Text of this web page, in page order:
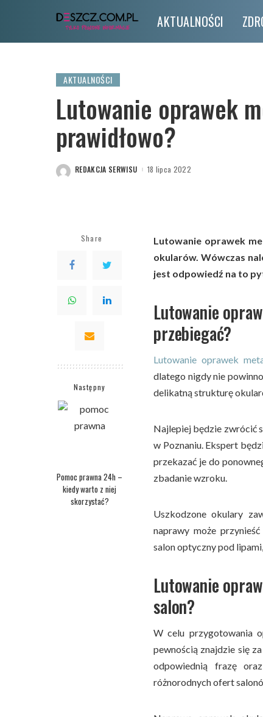
AKTUALNOŚCI
AKTUALNOŚCI
Lutowanie oprawek
prawidłowo?
POSTED
REDAKCJA SERWISU 18 lipca 2022
Share
Następny
Pomoc prawna 24h –
kiedy warto z niej
skorzystać?
Lutowanie oprawek
okularów. Wówczas
jest odpowiedź na to
Lutowanie
przebiegać?
Lutowanie oprawek
dlatego nigdy nie
delikatną strukturę
Najlepiej będzie zwrócić
w Poznaniu. Ekspert
przekazać je do
zbadanie wzroku.
Uszkodzone okulary
naprawy może
salon optyczny pod
Lutowanie
salon?
W celu przygotowania
pewnością znajdzie się
odpowiednią frazę
różnorodnych ofert